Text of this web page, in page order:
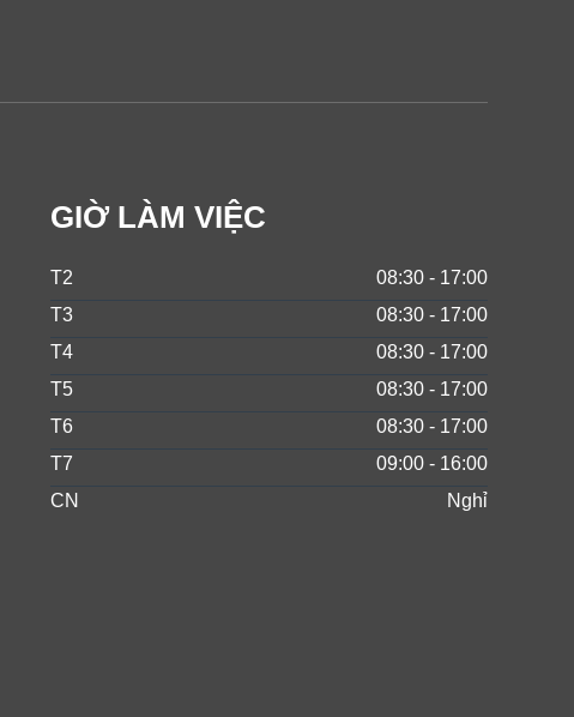
GIỜ LÀM VIỆC
T2
08:30 - 17:00
T3
08:30 - 17:00
T4
08:30 - 17:00
T5
08:30 - 17:00
T6
08:30 - 17:00
T7
09:00 - 16:00
CN
Nghỉ